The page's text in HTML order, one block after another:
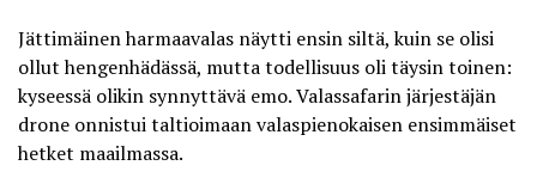
Jättimäinen harmaavalas näytti ensin siltä, kuin se olisi
ollut hengenhädässä, mutta todellisuus oli täysin toinen:
kyseessä olikin synnyttävä emo. Valassafarin järjestäjän
drone onnistui taltioimaan valaspienokaisen ensimmäiset
hetket maailmassa.